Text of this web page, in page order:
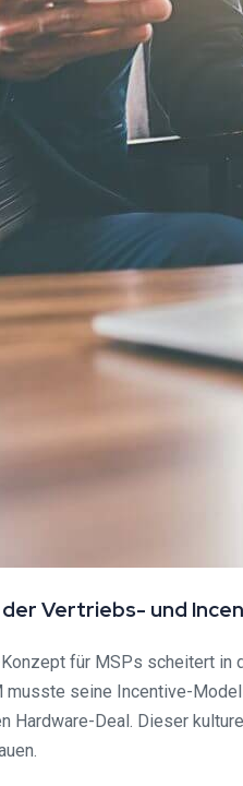
der Vertriebs- und
für MSPs scheitert
musste seine Incentive-
Hardware-Deal. Dieser